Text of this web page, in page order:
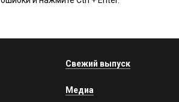
Свежий выпуск
Медиа